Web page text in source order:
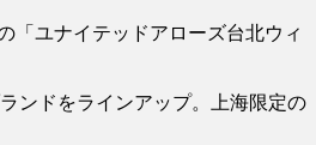
「ユナイテッドアローズ台北ウィ
ンドをラインアップ。上海限定の